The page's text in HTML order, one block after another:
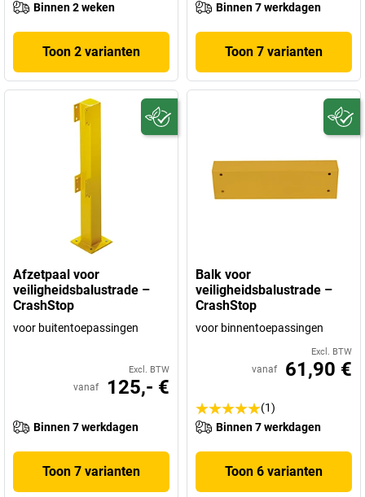
Binnen 2 weken
Toon 2 varianten
Binnen 7 werkdagen
Toon 7 varianten
Afzetpaal voor
veiligheidsbalustrade –
CrashStop
voor buitentoepassingen
Excl. BTW
vanaf 125,- €
Binnen 7 werkdagen
Toon 7 varianten
Balk voor
veiligheidsbalustrade –
CrashStop
voor binnentoepassingen
Excl. BTW
vanaf 61,90 €
(1)
Binnen 7 werkdagen
Toon 6 varianten